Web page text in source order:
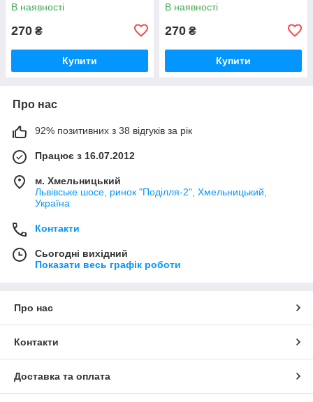
В наявності
270 ₴
Купити
В наявності
270 ₴
Купити
Про нас
92% позитивних з 38 відгуків за рік
Працює з 16.07.2012
м. Хмельницький
Львівське шосе, ринок "Поділля-2", Хмельницький,
Україна
Контакти
Сьогодні вихідний
Показати весь графік роботи
Про нас
Контакти
Доставка та оплата